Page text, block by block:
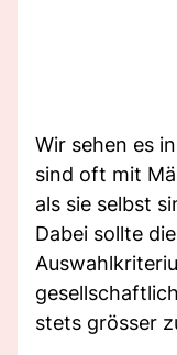
Wir sehen es
sind oft mit
als sie selbst
Dabei sollte
stets grösser